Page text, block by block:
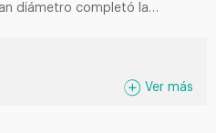
diámetro completó la
Ver más